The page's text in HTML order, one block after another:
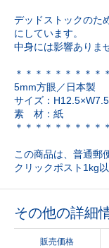
デッドストックのた
にしています。
中身には影響ありま
＊＊＊＊＊＊＊＊＊
5mm方眼／日本製
サイズ：
素 材：紙
＊＊＊＊＊＊＊＊＊
この商品は、普通郵
クリックポスト1kg
その他の詳細
販売価格